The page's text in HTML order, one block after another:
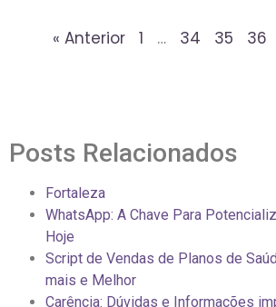
« Anterior 1 … 34 35 36
Posts Relacionados
Fortaleza
WhatsApp: A Chave Para
Hoje
Script de Vendas de Planos de
mais e Melhor
Carência: Dúvidas e Informações